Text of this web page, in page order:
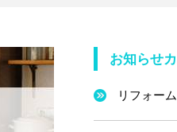
お知らせ
リフォー